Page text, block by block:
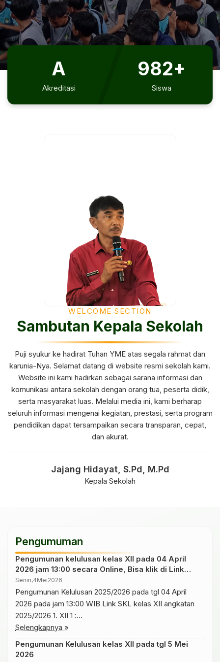
A
Akreditasi
982+
Siswa
WELCOME SECTION
Sambutan Kepala Sekolah
Puji syukur ke hadirat Tuhan YME atas segala rahmat dan
karunia-Nya. Selamat datang di website resmi sekolah kami.
Website ini kami hadirkan sebagai sarana informasi dan
komunikasi antara sekolah dengan orang tua, peserta didik,
serta masyarakat luas. Melalui media ini, kami berharap
seluruh informasi mengenai kegiatan, prestasi, serta program
pendidikan dapat tersampaikan secara transparan, cepat,
dan akurat.
Jajang Hidayat, S.Pd, M.Pd
Kepala Sekolah
Pengumuman
Pengumunan kelulusan kelas XII pada 04 April
2026 jam 13:00 secara Online, Bisa klik di Link
dibawah ini
Senin,4Mei2026
Pengumunan Kelulusan 2025/2026 pada tgl 04 April
2026 pada jam 13:00 WIB Link SKL kelas XII angkatan
2025/2026 1. XII 1 :
https://drive.google.com/drive/folders/1Kgirwl-
ciMUCcuHmhzfYpiW-MPJ2Xc4o 2. XII 2
: https://drive.google.com/drive/folders/
Selengkapnya »
Pengumunan Kelulusan kelas XII pada tgl 5 Mei
2026